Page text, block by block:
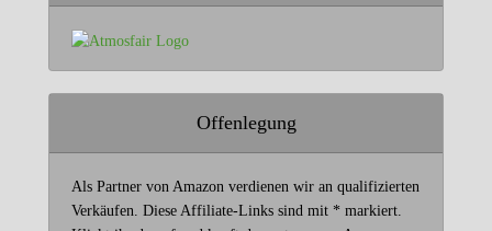
Offenlegung
Als Partner von Amazon verdienen wir an qualifizierten
Verkäufen. Diese Affiliate-Links sind mit * markiert.